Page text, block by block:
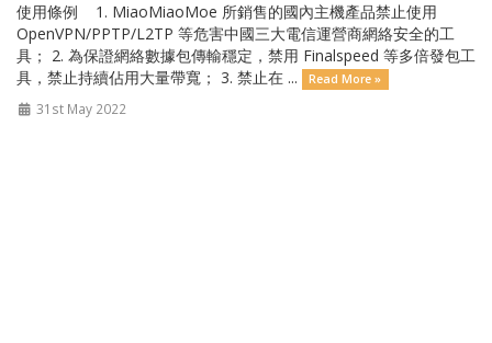
使用條例 1. MiaoMiaoMoe 所銷售的國內主機產品禁止使用
OpenVPN/PPTP/L2TP 等危害中國三大電信運營商網絡安全的工
具； 2. 為保證網絡數據包傳輸穩定，禁用 Finalspeed 等多倍發包工
具，禁止持續佔用大量帶寬； 3. 禁止在 ...
Read More »
31st May 2022